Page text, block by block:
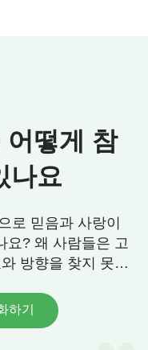
어떻게 참
나요
로 믿음과 사랑이
요? 왜 사람들은 고
방향을 찾지 못할
하기